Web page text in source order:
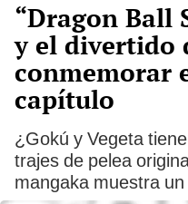
“Dragon Ball
y el divertido
conmemorar
capítulo
¿Gokú y Vegeta
trajes de pelea
mangaka muestra